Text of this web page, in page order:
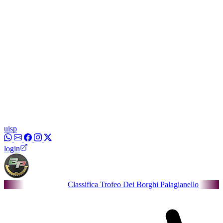
uisp
login
Classifica Trofeo Dei Borghi Palagianello